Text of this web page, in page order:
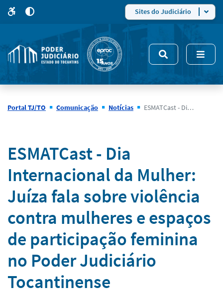
site
5
modo
de
alto
Sites do Judiciário
Portal TJ/TO Comunicação Notícias ESMATCast - Dia Internacional da Mulher: Juíza fala sobre violência contra mulheres e espaços de participação feminina no Poder Judiciário Tocantinense
Notícias
ESMATCast - Dia
Internacional da Mulher:
Juíza fala sobre violência
contra mulheres e espaços
de participação feminina
no Poder Judiciário
Tocantinense